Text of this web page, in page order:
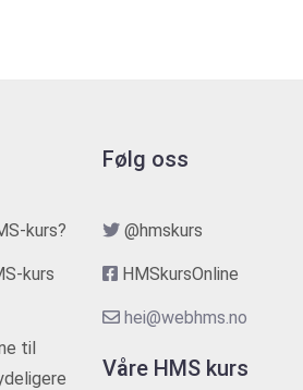
kurs?
kurs
til
Følg oss
@hmskurs
HMSkursOnline
hei@webhms.no
Våre HMS kurs